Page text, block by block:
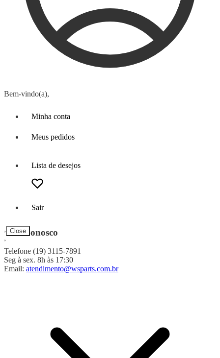
Bem-vindo(a),
Minha conta
Meus pedidos
Lista de desejos
Sair
Close
Fale Conosco
Telefone (19) 3115-7891
Seg à sex. 8h às 17:30
Email: atendimento@wsparts.com.br